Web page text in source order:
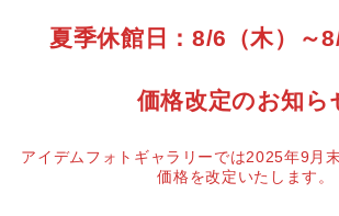
夏季休館日：8/6（木）～
価格改定のお知ら
アイデムフォトギャラリーでは2025年9月
価格を改定いたします。